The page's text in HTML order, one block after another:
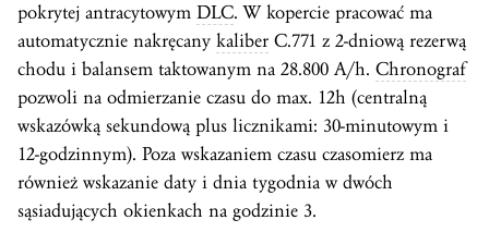
pokrytej antracytowym DLC. W kopercie pracować ma
automatycznie nakręcany kaliber C.771 z 2-dniową rezerwą
chodu i balansem taktowanym na 28.800 A/h. Chronograf
pozwoli na odmierzanie czasu do max. 12h (centralną
wskazówką sekundową plus licznikami: 30-minutowym i
12-godzinnym). Poza wskazaniem czasu czasomierz ma
również wskazanie daty i dnia tygodnia w dwóch
sąsiadujących okienkach na godzinie 3.